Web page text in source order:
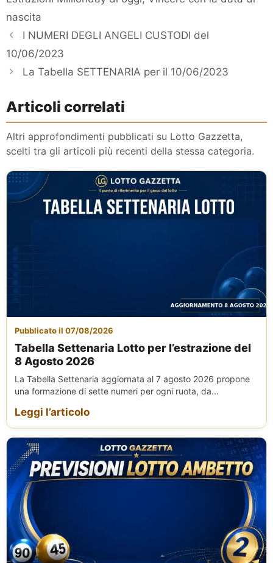
nascita
I NUMERI DEGLI ANGELI CUSTODI del
10/06/2023
La Tabella SETTENARIA per il 10/06/2023
Articoli correlati
Altri approfondimenti pubblicati su Lotto Gazzetta,
scelti tra gli articoli più recenti della stessa categoria.
Pubblicato il 07/08/2026
Tabella Settenaria Lotto per l’estrazione del
8 Agosto 2026
La Tabella Settenaria aggiornata al 7 agosto 2026 propone
una formazione di sette numeri per ogni ruota, da...
Leggi l’articolo